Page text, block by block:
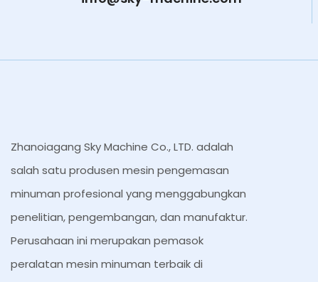
Zhanoiagang Sky Machine Co., LTD. adalah
salah satu produsen mesin pengemasan
minuman profesional yang menggabungkan
penelitian, pengembangan, dan manufaktur.
Perusahaan ini merupakan pemasok
peralatan mesin minuman terbaik di